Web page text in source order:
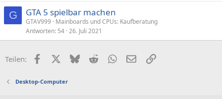
G GTA 5 spielbar machen
GTAV999
Mainboards und CPUs: Kaufberatung
Antworten 54 26. Juli 2021
Teilen: FacebookX (Twitter)
BlueskyRedditWhatsApp
E-MailLink
Desktop-Computer